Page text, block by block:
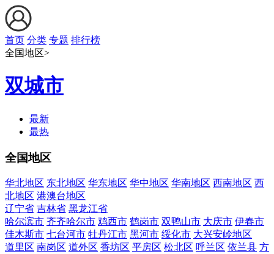
首页 分类 专题 排行榜
全国地区>
双城市
最新
最热
全国地区
华北地区 东北地区 华东地区 华中地区 华南地区 西南地区 西
北地区 港澳台地区
辽宁省 吉林省 黑龙江省
哈尔滨市 齐齐哈尔市 鸡西市 鹤岗市 双鸭山市 大庆市 伊春市
佳木斯市 七台河市 牡丹江市 黑河市 绥化市 大兴安岭地区
道里区 南岗区 道外区 香坊区 平房区 松北区 呼兰区 依兰县 方